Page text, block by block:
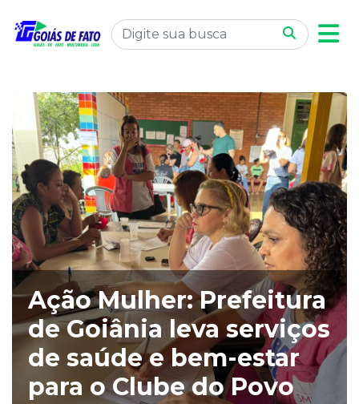
Ação Mulher: Prefeitura
de Goiânia leva serviços
de saúde e bem-estar
para o Clube do Povo